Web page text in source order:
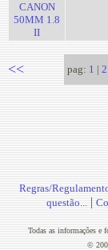
CANON
50MM 1.8
II
<< pag: 1 | 2
Regras/
questão... |
Todas as informações e
©